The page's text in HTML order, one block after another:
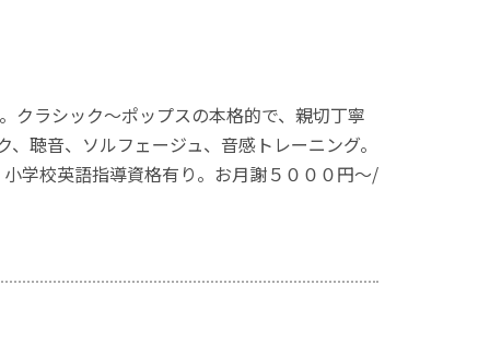
クラシック～ポップスの本格的で、親切丁寧
聴音、ソルフェージュ、音感トレーニング。
学校英語指導資格有り。お月謝５０００円～/